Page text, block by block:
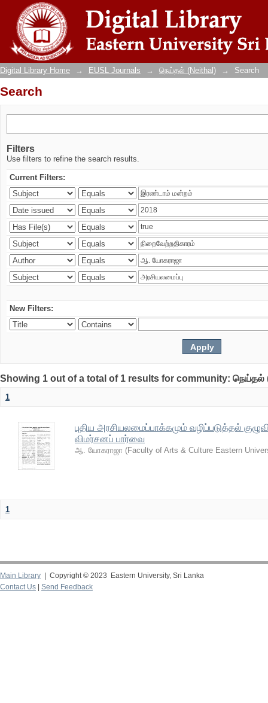
Search
Digital Library Home → EUSL Journals → நெய்தல் (Neithal) → Search
Search
Filters
Use filters to refine the search results.
Current Filters:
New Filters:
Showing 1 out of a total of 1 results for community: நெய்தல்
1
புதிய அரசியலமைப்பாக்கமும் வழிப்படுத்தல்
விமர்சனப் பார்வை
ஆ. யோகராஜா (Faculty of Arts & Culture Eastern
1
Main Library | Copyright © 2023 Eastern University, Sri Lanka
Contact Us
Send Feedback